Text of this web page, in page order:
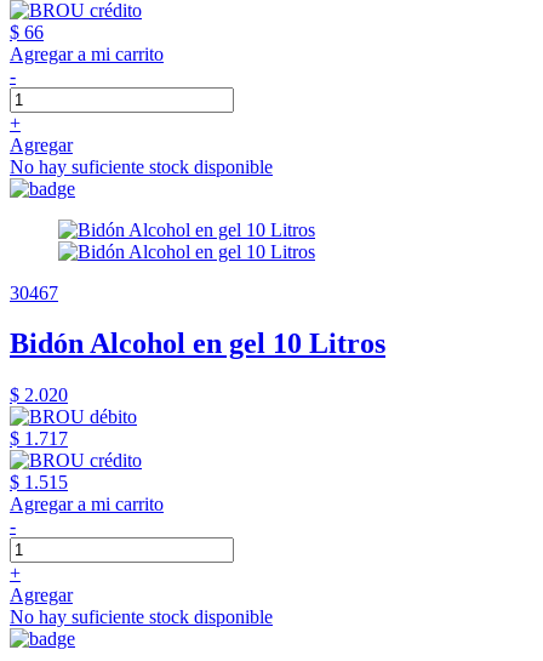
$ 66
Agregar a mi carrito
-
+
Agregar
No hay suficiente stock disponible
30467
Bidón Alcohol en gel 10 Litros
$ 2.020
$ 1.717
$ 1.515
Agregar a mi carrito
-
+
Agregar
No hay suficiente stock disponible